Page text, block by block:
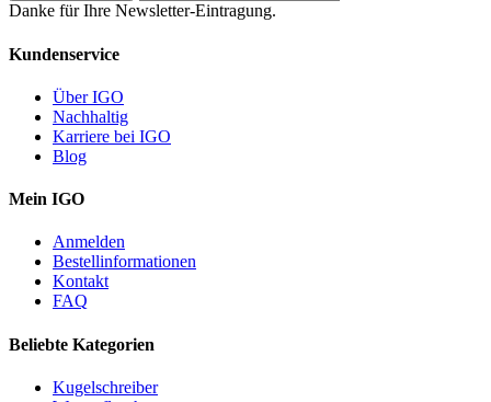
Danke für Ihre Newsletter-Eintragung.
Kundenservice
Über IGO
Nachhaltig
Karriere bei IGO
Blog
Mein IGO
Anmelden
Bestellinformationen
Kontakt
FAQ
Beliebte Kategorien
Kugelschreiber